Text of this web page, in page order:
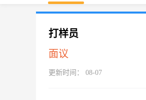
打样员
面议
更新时间： 08-07